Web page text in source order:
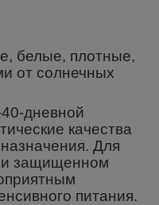
белые, плотные,
от солнечных
дневной
качества
Для
и защищенном
питания.